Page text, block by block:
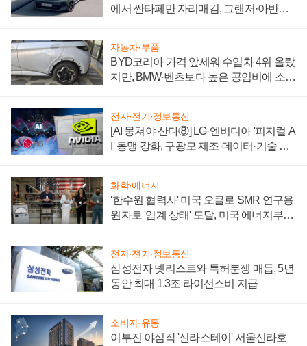
에서 싼타페만 자리매김, 그랜저·아반떼
자동차·부품
BYD코리아 가격 앞세워 수입차 4위 올랐
지만, BMW·벤츠보다 높은 공임비에 소비
전자·전기·정보통신
[AI 뭉쳐야 산다⑧] LG·엔비디아 '피지컬 A
I' 동맹 강화, 구광모 제조·데이터·기술 결
화학·에너지
'한수원 협력사' 미국 오클로 SMR 연구용
원자로 '임계 상태' 도달, 미국 에너지부
전자·전기·정보통신
삼성전자 넷리스트와 특허분쟁 매듭, 5년
동안 최대 1.3조 라이선스비 지급
소비자·유통
이부진 야심작 '신라스테이' 서울신라호